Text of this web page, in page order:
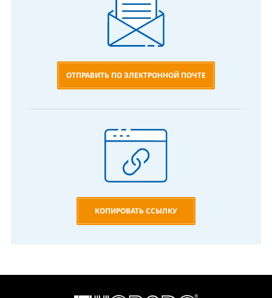
ОТПРАВИТЬ ПО ЭЛЕКТРОННОЙ ПОЧТЕ
КОПИРОВАТЬ ССЫЛКУ